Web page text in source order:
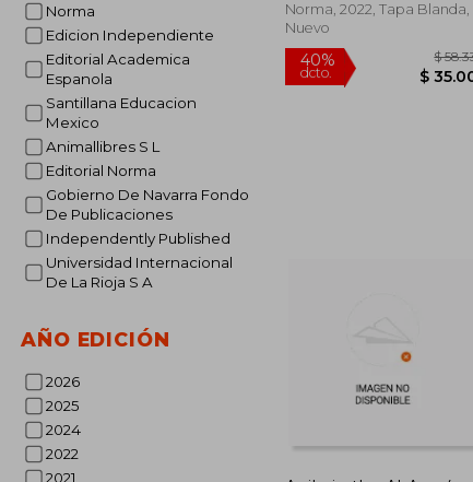
Norma
Edicion Independiente
Editorial Academica
Espanola
Santillana Educacion
Mexico
Animallibres S L
Editorial Norma
Gobierno De Navarra Fondo
De Publicaciones
Independently Published
Universidad Internacional
De La Rioja S A
AÑO EDICIÓN
2026
2025
2024
2022
2021
Norma, 2022, Tapa Blanda,
Nuevo